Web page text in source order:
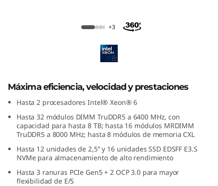
v
e
o
Lenovo ThinkSystem SR630 V4
+3
Máxima eficiencia, velocidad y prestaciones
Hasta 2 procesadores Intel® Xeon® 6
Hasta 32 módulos DIMM TruDDR5 a 6400 MHz, con
capacidad para hasta 8 TB; hasta 16 módulos MRDIMM
TruDDR5 a 8000 MHz; hasta 8 módulos de memoria CXL
Hasta 12 unidades de 2,5” y 16 unidades SSD EDSFF E3.S
NVMe para almacenamiento de alto rendimiento
Hasta 3 ranuras PCIe Gen5 + 2 OCP 3.0 para mayor
flexibilidad de E/S